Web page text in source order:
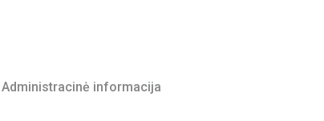
Administracinė informacija